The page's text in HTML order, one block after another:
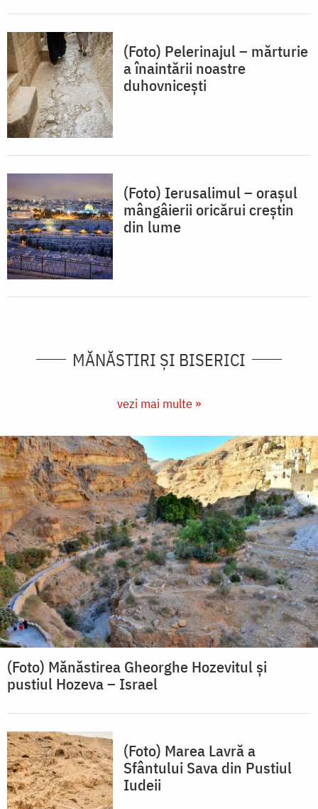
(Foto) Pelerinajul – mărturie
a înaintării noastre
duhovnicești
(Foto) Ierusalimul – orașul
mângâierii oricărui creștin
din lume
MĂNĂSTIRI ȘI BISERICI
vezi mai multe »
(Foto) Mănăstirea Gheorghe Hozevitul și
pustiul Hozeva – Israel
(Foto) Marea Lavră a
Sfântului Sava din Pustiul
Iudeii